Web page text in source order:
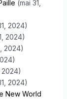
(mai 31,
2024)
2024)
2024)
2024)
2024)
New World